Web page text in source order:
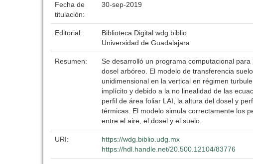
Fecha de
titulación:
30-sep-2019
Editorial:
Biblioteca Digital wdg.biblio
Universidad de Guadalajara
Resumen:
Se desarrolló un programa computacional
dosel arbóreo. El modelo de transferencia
unidimensional en la vertical en régimen
implícito y debido a la no linealidad de las
perfil de área foliar LAI, la altura del dosel y
térmicas. El modelo simula correctamente los
entre el aire, el dosel y el suelo.
URI:
https://wdg.biblio.udg.mx
https://hdl.handle.net/20.500.12104/83776